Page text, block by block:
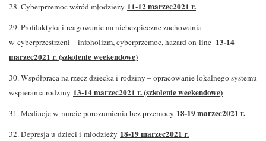
28. Cyberprzemoc wśród młodzieży 11-12 marzec2021 r.
29. Profilaktyka i reagowanie na niebezpieczne zachowania
w cyberprzestrzeni – infoholizm, cyberprzemoc, hazard on-line 13-14
marzec2021 r. (szkolenie weekendowe)
30. Współpraca na rzecz dziecka i rodziny – opracowanie lokalnego systemu
wspierania rodziny 13-14 marzec2021 r. (szkolenie weekendowe)
31. Mediacje w nurcie porozumienia bez przemocy 18-19 marzec2021 r.
32. Depresja u dzieci i młodzieży 18-19 marzec2021 r.